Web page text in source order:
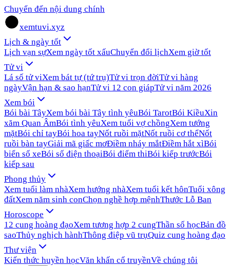
Chuyển đến nội dung chính
xemtuvi.xyz
Lịch & ngày tốt
Lịch vạn sựXem ngày tốt xấuChuyển đổi lịchXem giờ tốt
Tử vi
Lá số tử viXem bát tự (tứ trụ)Tử vi trọn đờiTử vi hàng
ngàyVận hạn & sao hạnTử vi 12 con giápTử vi năm 2026
Xem bói
Bói bài TâyXem bói bài Tây tình yêuBói TarotBói KiềuXin
xăm Quan ÂmBói tình yêuXem tuổi vợ chồngXem tướng
mặtBói chỉ tayBói hoa tayNốt ruồi mặtNốt ruồi cơ thểNốt
ruồi bàn tayGiải mã giấc mơĐiềm nháy mắtĐiềm hắt xìBói
biển số xeBói số điện thoạiBói điểm thiBói kiếp trướcBói
kiếp sau
Phong thủy
Xem tuổi làm nhàXem hướng nhàXem tuổi kết hônTuổi xông
đấtXem năm sinh conChọn nghề hợp mệnhThước Lỗ Ban
Horoscope
12 cung hoàng đạoXem tương hợp 2 cungThần số họcBản đồ
saoThủy nghịch hànhThông điệp vũ trụQuiz cung hoàng đạo
Thư viện
Kiến thức huyền họcVăn khấn cổ truyềnVề chúng tôi